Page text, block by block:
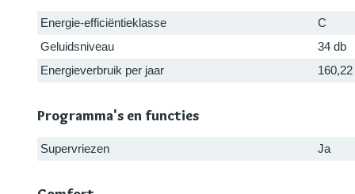
Energie-efficiëntieklasse
C
Geluidsniveau
34 db
Energieverbruik per jaar
Programma's en functies
Supervriezen Ja